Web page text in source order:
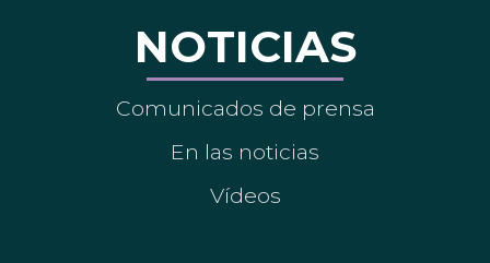
NOTICIAS
Comunicados de prensa
En las noticias
Vídeos